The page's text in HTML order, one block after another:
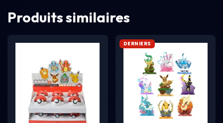
Produits similaires
DERNIERS